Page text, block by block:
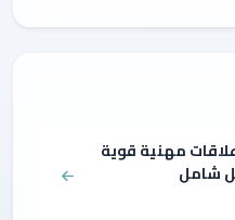
مهنية قوية
شامل